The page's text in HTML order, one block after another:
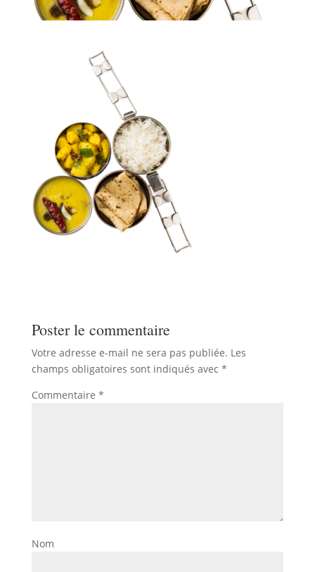
Poster le commentaire
Votre adresse e-mail ne sera pas publiée. Les
champs obligatoires sont indiqués avec *
Commentaire *
Nom